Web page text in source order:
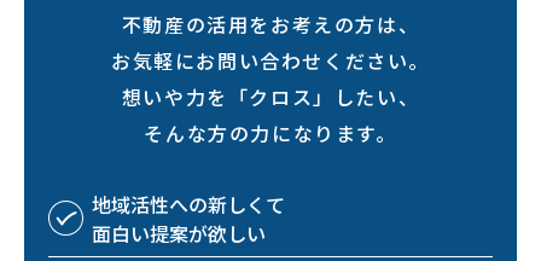
不動産の活用をお考えの方は、
お気軽にお問い合わせください。
想いや力を「クロス」したい、
そんな方の力になります。
地域活性への新しくて
面白い提案が欲しい